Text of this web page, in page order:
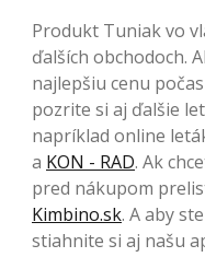
Produkt Tuniak vo
ďalších obchodoch.
najlepšiu cenu
pozrite si aj ďalšie
napríklad online
a KON - RAD. Ak
pred nákupom
Kimbino.sk. A aby
stiahnite si aj našu